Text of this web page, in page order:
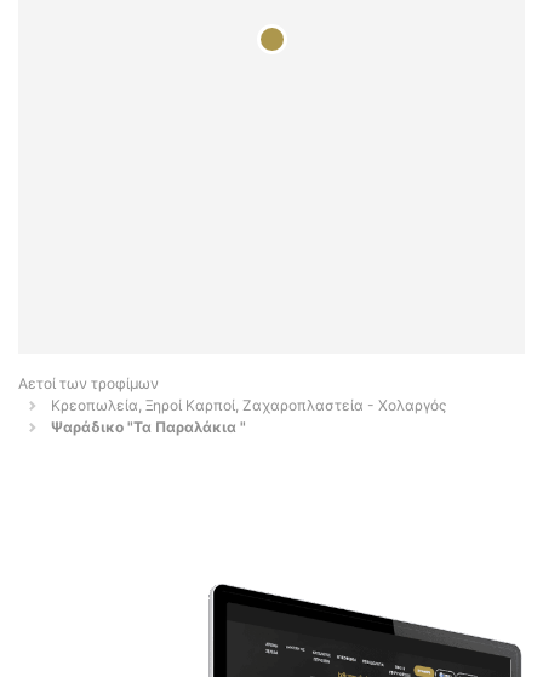
Αετοί των τροφίμων
Κρεοπωλεία, Ξηροί Καρποί, Ζαχαροπλαστεία - Χολαργός
Ψαράδικο "Τα Παραλάκια "